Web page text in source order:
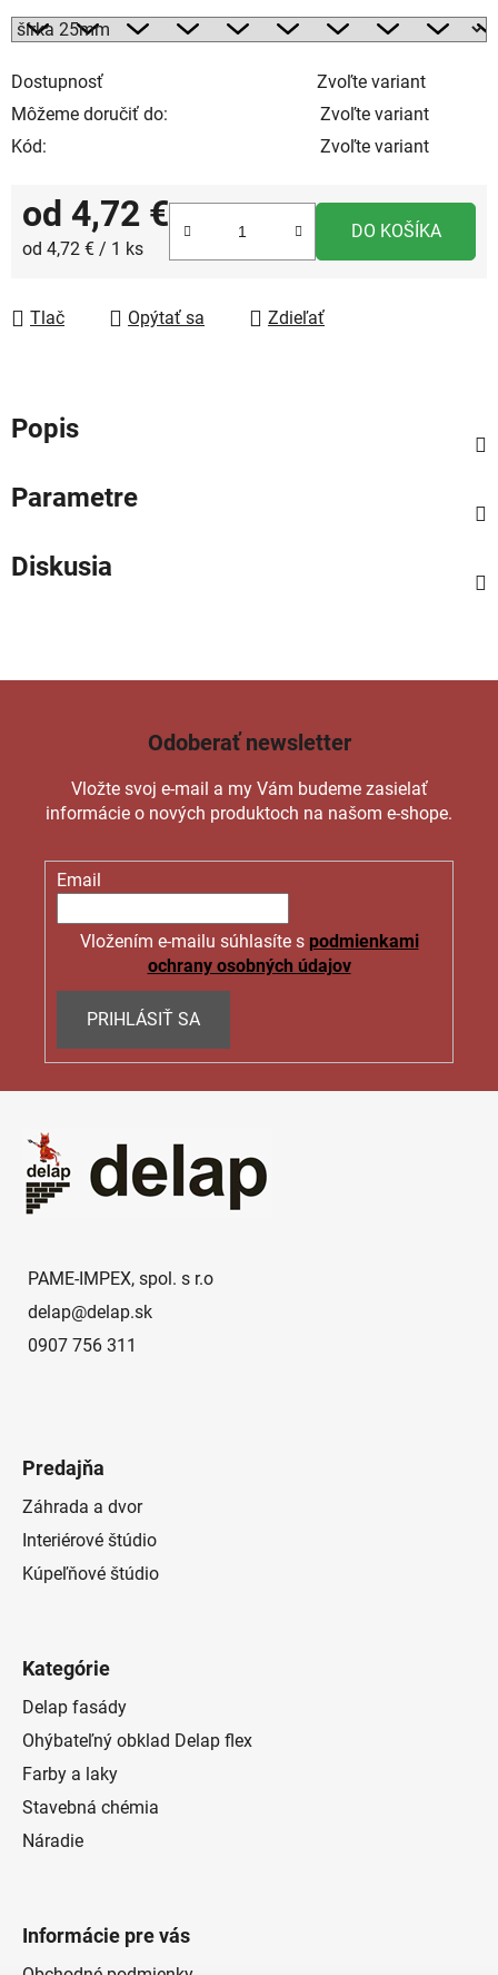
Dostupnosť
Zvoľte variant
Môžeme doručiť do:
Zvoľte variant
Kód:
Zvoľte variant
od 4,72 €
Jednotková cena:
od 4,72 € / 1 ks
DO KOŠÍKA
Tlač Opýtať sa Zdieľať
Popis
Parametre
Diskusia
Odoberať newsletter
Vložte svoj e-mail a my Vám budeme zasielať
informácie o nových produktoch na našom e-shope.
Email
Vložením e-mailu súhlasíte s podmienkami
ochrany osobných údajov
PRIHLÁSIŤ SA
PAME-IMPEX, spol. s r.o
delap@delap.sk
0907 756 311
Predajňa
Záhrada a dvor
Interiérové štúdio
Kúpeľňové štúdio
Kategórie
Delap fasády
Ohýbateľný obklad Delap flex
Farby a laky
Stavebná chémia
Náradie
Informácie pre vás